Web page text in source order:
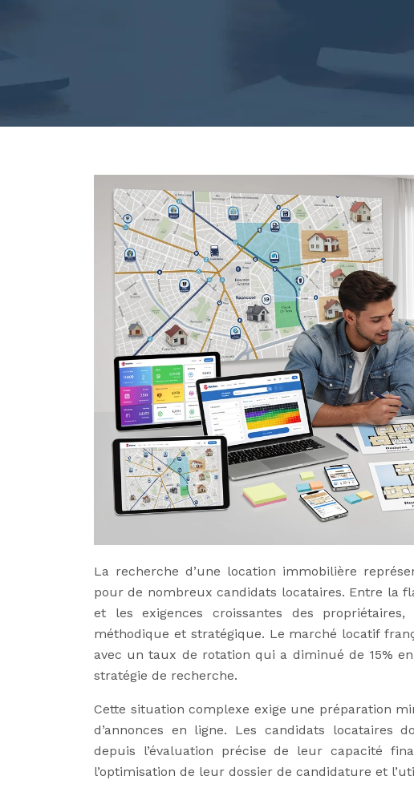
La recherche d’une location immobilière
pour de nombreux candidats locataires. Entre la
et les exigences croissantes des
méthodique et stratégique. Le marché locatif
avec un taux de rotation qui a diminué de 15%
stratégie de recherche.
Cette situation complexe exige une préparation
d’annonces en ligne. Les candidats locataires
depuis l’évaluation précise de leur capacité
l’optimisation de leur dossier de candidature et